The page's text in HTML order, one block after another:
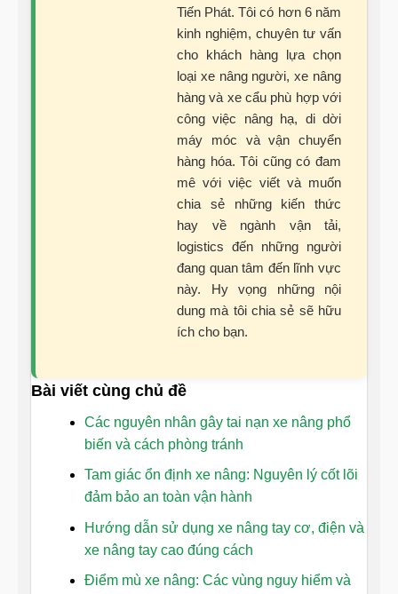
Tiến Phát. Tôi có hơn 6 năm
kinh nghiệm, chuyên tư vấn
cho khách hàng lựa chọn
loại xe nâng người, xe nâng
hàng và xe cẩu phù hợp với
công việc nâng hạ, di dời
máy móc và vận chuyển
hàng hóa. Tôi cũng có đam
mê với việc viết và muốn
chia sẻ những kiến thức
hay về ngành vận tải,
logistics đến những người
đang quan tâm đến lĩnh vực
này. Hy vọng những nội
dung mà tôi chia sẻ sẽ hữu
ích cho bạn.
Bài viết cùng chủ đề
Các nguyên nhân gây tai nạn xe nâng phổ
biến và cách phòng tránh
Tam giác ổn định xe nâng: Nguyên lý cốt lõi
đảm bảo an toàn vận hành
Hướng dẫn sử dụng xe nâng tay cơ, điện và
xe nâng tay cao đúng cách
Điểm mù xe nâng: Các vùng nguy hiểm và